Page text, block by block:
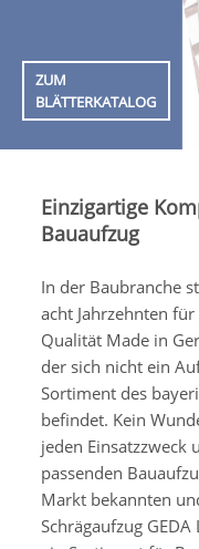
ZUM
BLÄTTERKATALOG
Einzigartige
Bauaufzug
In der Baubranche
acht Jahrzehnten
Qualität Made in
der sich nicht ein
Sortiment des
befindet. Kein
jeden Einsatzzweck
passenden
Markt bekannten
Schrägaufzug